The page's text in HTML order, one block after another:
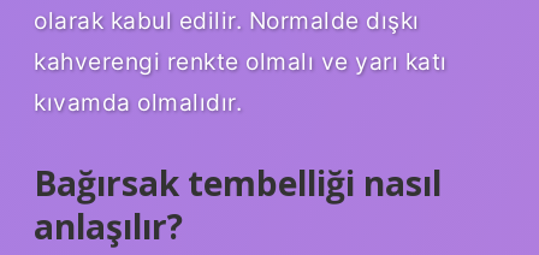
olarak kabul edilir. Normalde dışkı
kahverengi renkte olmalı ve yarı katı
kıvamda olmalıdır.
Bağırsak tembelliği nasıl
anlaşılır?